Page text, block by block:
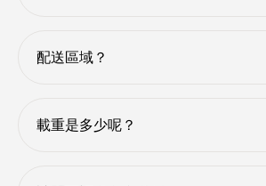
配送區域？
載重是多少呢？